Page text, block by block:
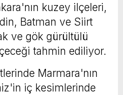
kuzey ilçeleri,
Batman ve Siirt
ve gök gürültülü
tahmin ediliyor.
Marmara'nın
iç kesimlerinde